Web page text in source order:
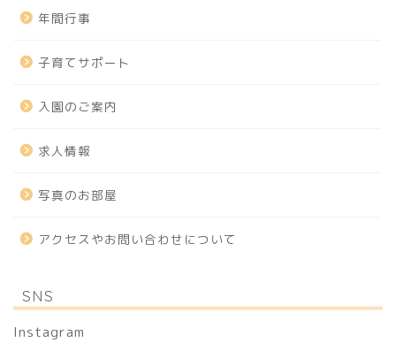
年間行事
子育てサポート
入園のご案内
求人情報
写真のお部屋
アクセスやお問い合わせについて
SNS
Instagram